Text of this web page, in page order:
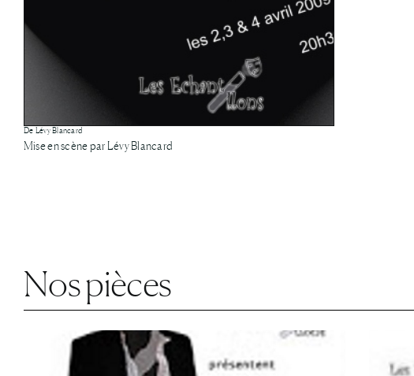
De Lévy Blancard
Mise en scène par Lévy Blancard
Nos pièces